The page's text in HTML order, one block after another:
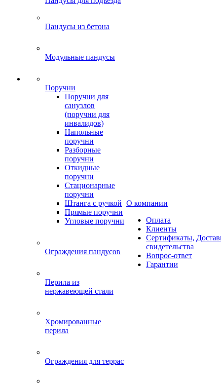
Пандусы из бетона
Модульные пандусы
Поручни
Поручни для
санузлов
(поручни для
инвалидов)
Напольные
поручни
Разборные
поручни
Откидные
поручни
Стационарные
поручни
Штанга с ручкой
Прямые поручни
Угловые поручни
Ограждения пандусов
Перила из
нержавеющей стали
Хромированные
перила
Ограждения для террас
О компании
Оплата
Клиенты
Сертификаты,
свидетельства
Вопрос-ответ
Гарантии